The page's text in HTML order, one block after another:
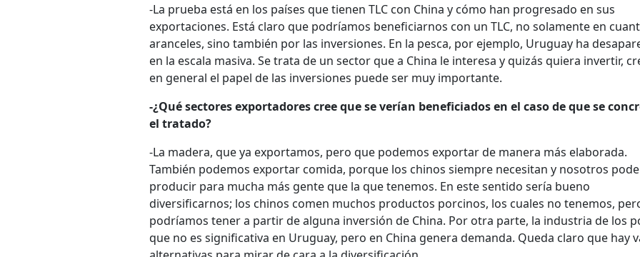
-La prueba está en los países que tienen TLC con China y cómo han progresado en sus
exportaciones. Está claro que podríamos beneficiarnos con un TLC, no solamente en
aranceles, sino también por las inversiones. En la pesca, por ejemplo, Uruguay ha
en la escala masiva. Se trata de un sector que a China le interesa y quizás quiera invertir,
en general el papel de las inversiones puede ser muy importante.
-¿Qué sectores exportadores cree que se verían beneficiados en el caso de que se
el tratado?
-La madera, que ya exportamos, pero que podemos exportar de manera más elaborada.
También podemos exportar comida, porque los chinos siempre necesitan y nosotros
producir para mucha más gente que la que tenemos. En este sentido sería bueno
diversificarnos; los chinos comen muchos productos porcinos, los cuales no tenemos,
podríamos tener a partir de alguna inversión de China. Por otra parte, la industria de los
que no es significativa en Uruguay, pero en China genera demanda. Queda claro que hay